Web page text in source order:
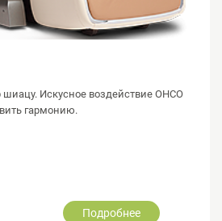
Искусное воздействие OHCO
гармонию.
Подробнее